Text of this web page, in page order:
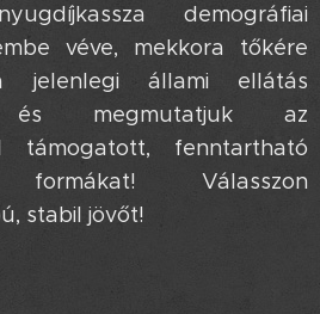
demográfiai
véve, mekkora tőkére
jelenlegi állami ellátás
és megmutatjuk az
támogatott, fenntartható
formákat! Válasszon
stabil jövőt! 👑💸🛡️